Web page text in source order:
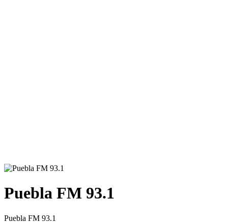
Puebla FM 93.1
Puebla FM 93.1